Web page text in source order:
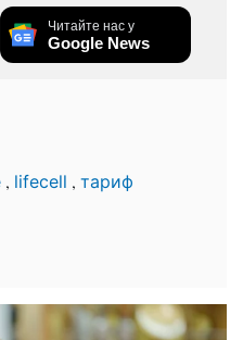
Читайте нас у
Google News
, lifecell , тариф